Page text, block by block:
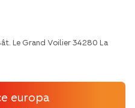
Le Grand Voilier 34280 La
europa